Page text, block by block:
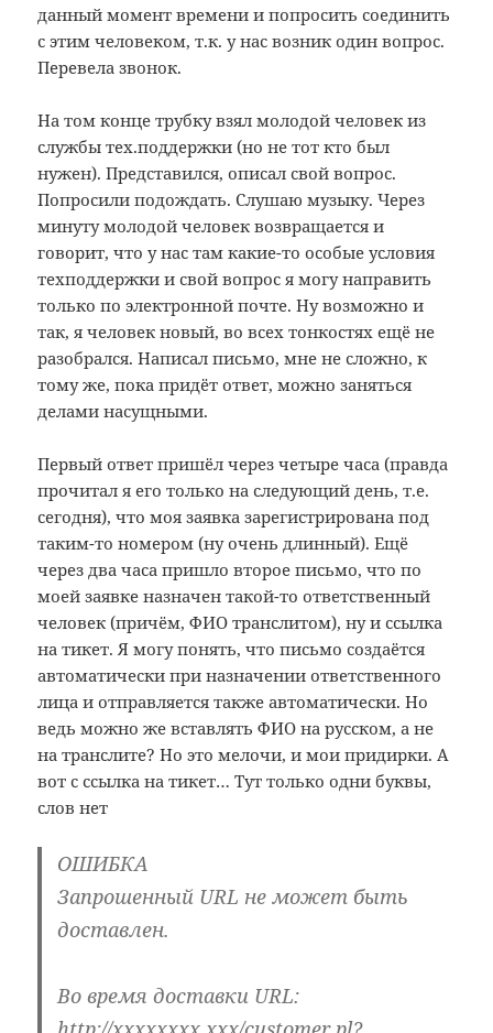
данный момент времени и попросить соединить
с этим человеком, т.к. у нас возник один вопрос.
Перевела звонок.
На том конце трубку взял молодой человек из
службы тех.поддержки (но не тот кто был
нужен). Представился, описал свой вопрос.
Попросили подождать. Слушаю музыку. Через
минуту молодой человек возвращается и
говорит, что у нас там какие-то особые условия
техподдержки и свой вопрос я могу направить
только по электронной почте. Ну возможно и
так, я человек новый, во всех тонкостях ещё не
разобрался. Написал письмо, мне не сложно, к
тому же, пока придёт ответ, можно заняться
делами насущными.
Первый ответ пришёл через четыре часа (правда
прочитал я его только на следующий день, т.е.
сегодня), что моя заявка зарегистрирована под
таким-то номером (ну очень длинный). Ещё
через два часа пришло второе письмо, что по
моей заявке назначен такой-то ответственный
человек (причём, ФИО транслитом), ну и ссылка
на тикет. Я могу понять, что письмо создаётся
автоматически при назначении ответственного
лица и отправляется также автоматически. Но
ведь можно же вставлять ФИО на русском, а не
на транслите? Но это мелочи, и мои придирки. А
вот с ссылка на тикет… Тут только одни буквы,
слов нет
ОШИБКА
Запрошенный URL не может быть
доставлен.
Во время доставки URL: